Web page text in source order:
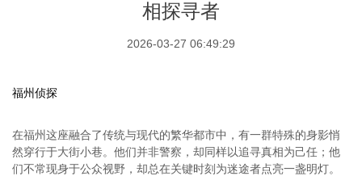
相探寻者
2026-03-27 06:49:29
福州侦探
在福州这座融合了传统与现代的繁华都市中，有一群特殊的身影悄
然穿行于大街小巷。他们并非警察，却同样以追寻真相为己任；他
们不常现身于公众视野，却总在关键时刻为迷途者点亮一盏明灯。